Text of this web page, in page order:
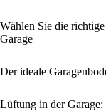
Wählen Sie die
Garage
Der ideale
Lüftung in der Garage: